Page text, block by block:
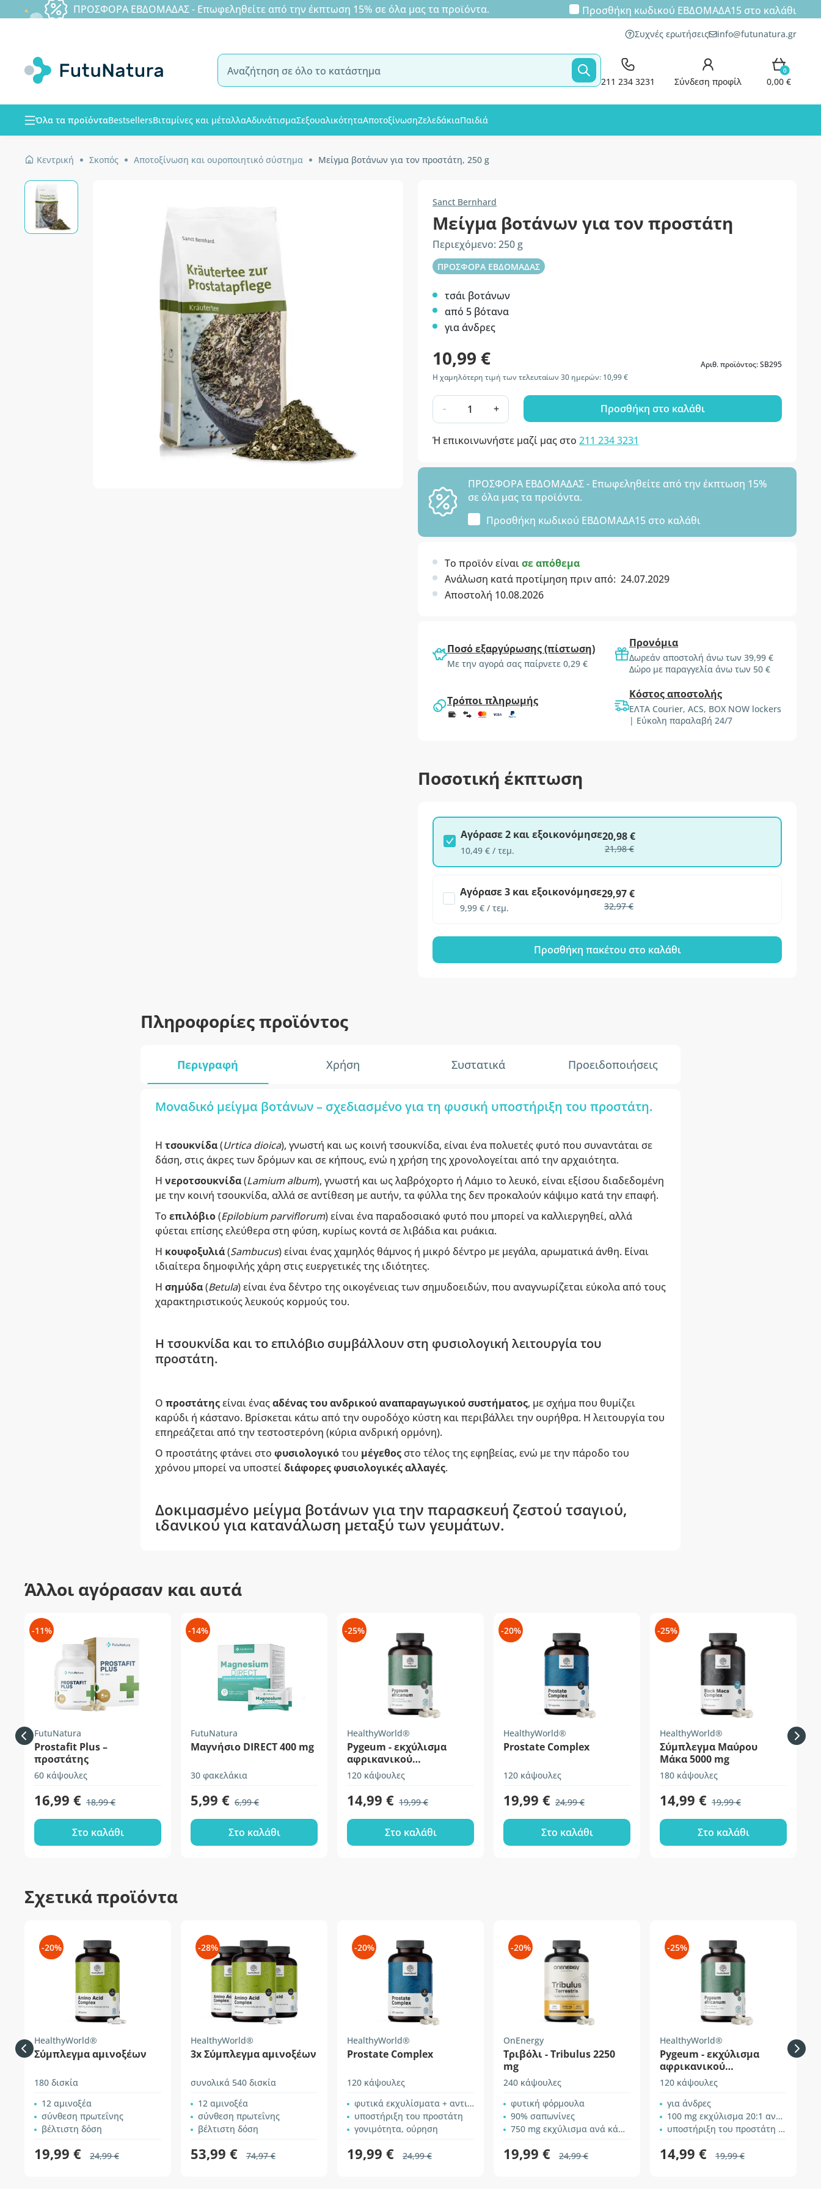
ΠΡΟΣΦΟΡΑ ΕΒΔΟΜΑΔΑΣ - Επωφεληθείτε από την έκπτωση 15% σε όλα μας τα προϊόντα. Προσθήκη κωδικού ΕΒΔΟΜΑΔΑ15στο καλάθι
Συχνές ερωτήσεις info@futunatura.gr
211 234 3231 Σύνδεση προφίλ
0
0,00 €
Όλα τα προϊόνταBestsellersΒιταμίνες και μέταλλαΑδυνάτισμαΣεξουαλικότηταΑποτοξίνωσηΖελεδάκιαΠαιδιά
Κεντρική Σκοπός Αποτοξίνωση και ουροποιητικό σύστημα Μείγμα βοτάνων για τον προστάτη, 250 g
Sanct Bernhard
Μείγμα βοτάνων για τον προστάτη
Περιεχόμενο: 250 g
ΠΡΟΣΦΟΡΑ ΕΒΔΟΜΑΔΑΣ
τσάι βοτάνων
από 5 βότανα
για άνδρες
10,99 €
Αριθ. προϊόντος: SB295
Η χαμηλότερη τιμή των τελευταίων 30 ημερών: 10,99 €
- + Προσθήκη στο καλάθι
Ή επικοινωνήστε μαζί μας στο 211 234 3231
ΠΡΟΣΦΟΡΑ ΕΒΔΟΜΑΔΑΣ - Επωφεληθείτε από την έκπτωση 15%
σε όλα μας τα προϊόντα.
Προσθήκη κωδικού ΕΒΔΟΜΑΔΑ15 στο καλάθι
Το προϊόν είναισε απόθεμα
Ανάλωση κατά προτίμηση πριν από: 24.07.2029
Αποστολή 10.08.2026
Ποσό εξαργύρωσης (πίστωση)
Με την αγορά σας παίρνετε 0,29 €
Προνόμια
Δωρεάν αποστολή άνω των 39,99 €
Δώρο με παραγγελία άνω των 50 €
Τρόποι πληρωμής Κόστος αποστολής
ΕΛΤΑ Courier, ACS, BOX NOW lockers
| Εύκολη παραλαβή 24/7
Ποσοτική έκπτωση
Αγόρασε 2 και εξοικονόμησε
10,49 € / τεμ.
20,98 €
21,98 €
Αγόρασε 3 και εξοικονόμησε
9,99 € / τεμ.
29,97 €
32,97 €
Προσθήκη πακέτου στο καλάθι
Πληροφορίες προϊόντος
Περιγραφή Χρήση Συστατικά Προειδοποιήσεις
Μοναδικό μείγμα βοτάνων – σχεδιασμένο για τη φυσική υποστήριξη του προστάτη.
Η τσουκνίδα(Urtica dioica), γνωστή και ως κοινή τσουκνίδα, είναι ένα πολυετές φυτό που συναντάται σε
δάση, στις άκρες των δρόμων και σε κήπους, ενώ η χρήση της χρονολογείται από την αρχαιότητα.
Η νεροτσουκνίδα(Lamium album), γνωστή και ως λαβρόχορτο ή Λάμιο το λευκό, είναι εξίσου διαδεδομένη
με την κοινή τσουκνίδα, αλλά σε αντίθεση με αυτήν, τα φύλλα της δεν προκαλούν κάψιμο κατά την επαφή.
Το επιλόβιο(Epilobium parviflorum) είναι ένα παραδοσιακό φυτό που μπορεί να καλλιεργηθεί, αλλά
φύεται επίσης ελεύθερα στη φύση, κυρίως κοντά σε λιβάδια και ρυάκια.
Η κουφοξυλιά(Sambucus) είναι ένας χαμηλός θάμνος ή μικρό δέντρο με μεγάλα, αρωματικά άνθη. Είναι
ιδιαίτερα δημοφιλής χάρη στις ευεργετικές της ιδιότητες.
Η σημύδα(Betula) είναι ένα δέντρο της οικογένειας των σημυδοειδών, που αναγνωρίζεται εύκολα από τους
χαρακτηριστικούς λευκούς κορμούς του.
Η τσουκνίδα και το επιλόβιο συμβάλλουν στη φυσιολογική λειτουργία του
προστάτη.
Ο προστάτηςείναι έναςαδένας του ανδρικού αναπαραγωγικού συστήματος, με σχήμα που θυμίζει
καρύδι ή κάστανο. Βρίσκεται κάτω από την ουροδόχο κύστη και περιβάλλει την ουρήθρα. Η λειτουργία του
επηρεάζεται από την τεστοστερόνη (κύρια ανδρική ορμόνη).
Ο προστάτης φτάνει στο φυσιολογικότου μέγεθοςστο τέλος της εφηβείας, ενώ με την πάροδο του
χρόνου μπορεί να υποστείδιάφορες φυσιολογικές αλλαγές.
Δοκιμασμένο μείγμα βοτάνων για την παρασκευή ζεστού τσαγιού,
ιδανικού για κατανάλωση μεταξύ των γευμάτων.
Άλλοι αγόρασαν και αυτά
-11%
FutuNatura
Prostafit Plus –
προστάτης
60 κάψουλες
16,99 € 18,99 €
Στο καλάθι
-14%
FutuNatura
Μαγνήσιο DIRECT 400 mg
30 φακελάκια
5,99 € 6,99 €
Στο καλάθι
-25%
HealthyWorld®
Pygeum - εκχύλισμα
αφρικανικού
δαμάσκηνου
120 κάψουλες
14,99 € 19,99 €
Στο καλάθι
-20%
HealthyWorld®
Prostate Complex
120 κάψουλες
19,99 € 24,99 €
Στο καλάθι
-25%
HealthyWorld®
Σύμπλεγμα Μαύρου
Μάκα 5000 mg
180 κάψουλες
14,99 € 19,99 €
Στο καλάθι
Σχετικά προϊόντα
-20%
HealthyWorld®
Σύμπλεγμα αμινοξέων
180 δισκία
12 αμινοξέα
σύνθεση πρωτεΐνης
βέλτιστη δόση
19,99 € 24,99 €
-28%
HealthyWorld®
3x Σύμπλεγμα αμινοξέων
συνολικά 540 δισκία
12 αμινοξέα
σύνθεση πρωτεΐνης
βέλτιστη δόση
53,99 € 74,97 €
-20%
HealthyWorld®
Prostate Complex
120 κάψουλες
φυτικά εκχυλίσματα + αντιοξειδωτικά
υποστήριξη του προστάτη
γονιμότητα, ούρηση
19,99 € 24,99 €
-20%
OnEnergy
Τριβόλι - Tribulus 2250
mg
240 κάψουλες
φυτική φόρμουλα
90% σαπωνίνες
750 mg εκχύλισμα ανά κάψουλα
19,99 € 24,99 €
-25%
HealthyWorld®
Pygeum - εκχύλισμα
αφρικανικού
δαμάσκηνου
120 κάψουλες
για άνδρες
100 mg εκχύλισμα 20:1 ανά κάψουλα
υποστήριξη του προστάτη και του ουροποιητικού συστήματος
14,99 € 19,99 €